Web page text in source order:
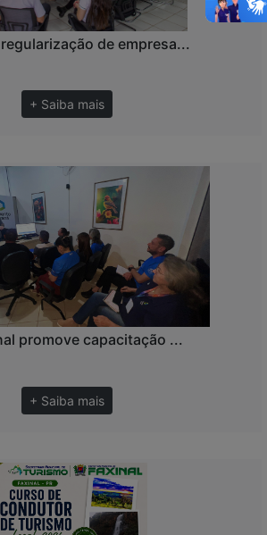
de empresa...
+ Saiba mais
promove capacitação ...
+ Saiba mais